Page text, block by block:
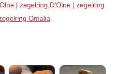
| zegelring D'Olne | zegelring
Omalia